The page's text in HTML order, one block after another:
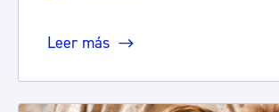
Leer más